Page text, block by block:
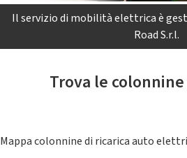
Il servizio di mobilità elettrica è
Road S.r.l.
Trova le
Mappa colonnine di ricarica auto